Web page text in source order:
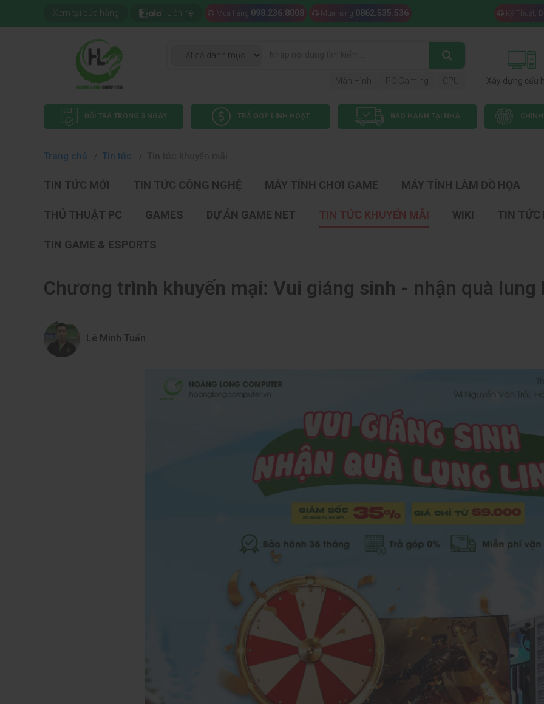
Xem tại cửa hàng Liên hệ Mua hàng 098.236.8008 Mua hàng 0862.535.536 Kỹ Thuật,
Màn Hình PC Gaming CPU Xây dựng cấu
ĐỔI TRẢ TRONG 3 NGÀY TRẢ GÓP LINH HOẠT BẢO HÀNH TẠI NHÀ
Trang chủ Tin tức
TIN TỨC MỚI TIN TỨC CÔNG NGHỆ MÁY TÍNH CHƠI GAME MÁY TÍNH LÀM ĐỒ HỌA
THỦ THUẬT PC GAMES DỰ ÁN GAME NET TIN TỨC KHUYẾN MÃI WIKI TIN TỨC
TIN GAME & ESPORTS
Chương trình khuyến mại: Vui giáng sinh - nhận quà lung
Lê Minh Tuấn